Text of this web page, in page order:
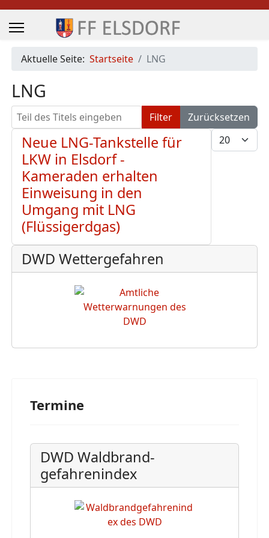
Aktuelle Seite: Startseite LNG
LNG
Teil des Titels eingeben Filter
Zurücksetzen
Anzeige #
Neue LNG-Tankstelle für
LKW in Elsdorf -
Kameraden erhalten
Einweisung in den
Umgang mit LNG
(Flüssigerdgas)
DWD Wettergefahren
Termine
DWD Waldbrand-
gefahrenindex